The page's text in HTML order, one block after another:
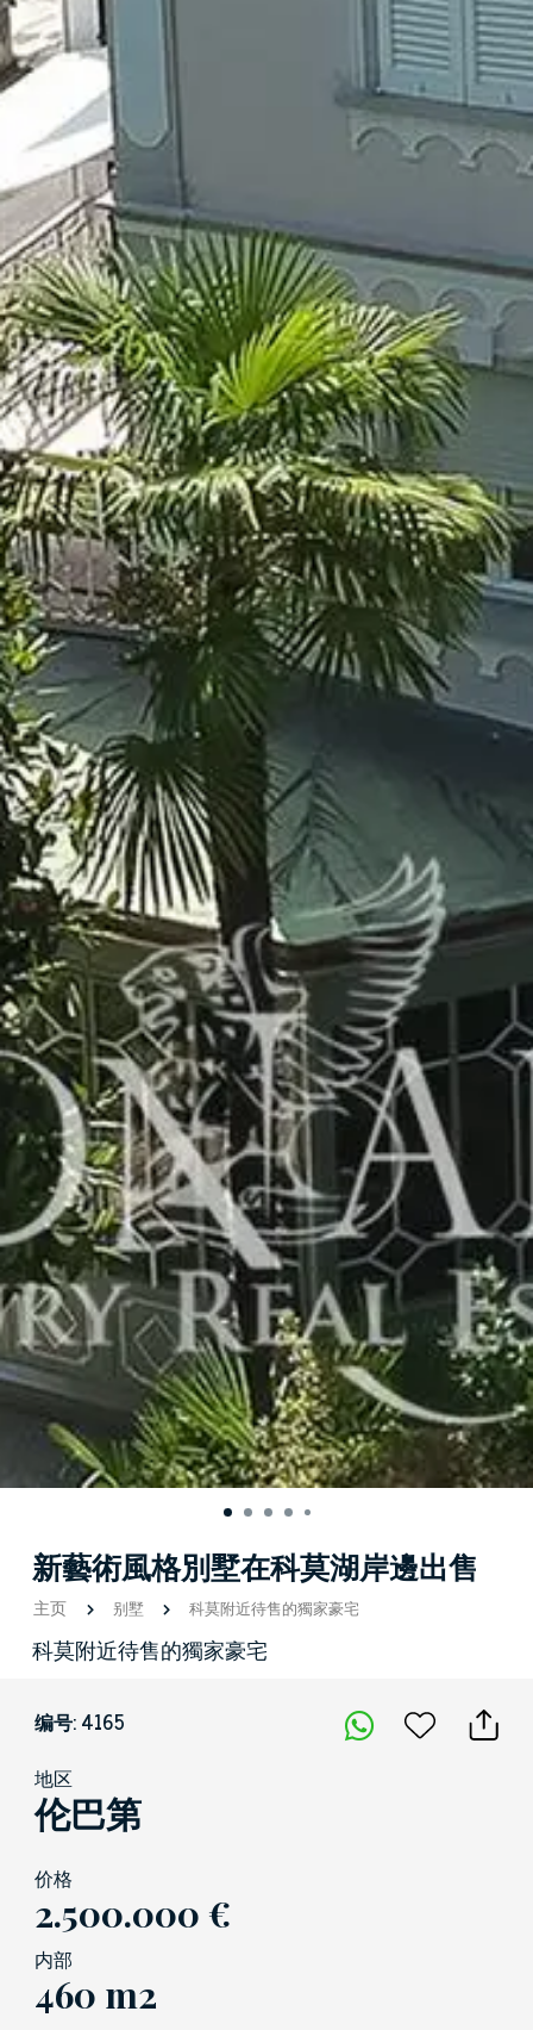
新藝術風格別墅在科莫湖岸邊出售
主页 别墅 科莫附近待售的獨家豪宅
科莫附近待售的獨家豪宅
编号: 4165
地区
伦巴第
价格
2.500.000 €
内部
460 m2